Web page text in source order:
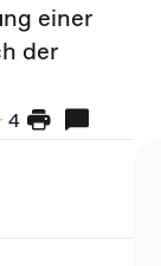
einer
der
4